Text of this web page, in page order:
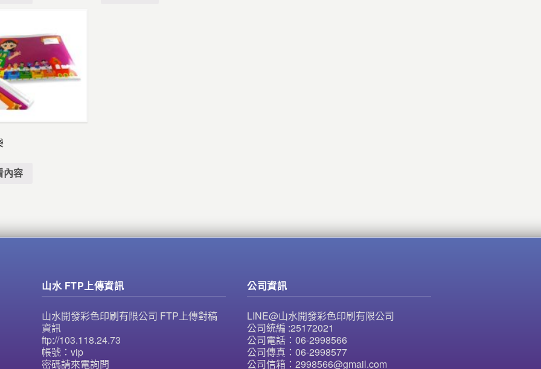
內容
山水 FTP上傳資訊
山水開發彩色印刷有限公司 FTP上傳對稿
資訊
ftp://103.118.24.73
帳號：vip
密碼請來電詢問
公司資訊
LINE@山水開發彩色印刷有限公司
公司統編 :25172021
公司電話：06-2998566
公司傳真：06-2998577
公司信箱：2998566@gmail.com